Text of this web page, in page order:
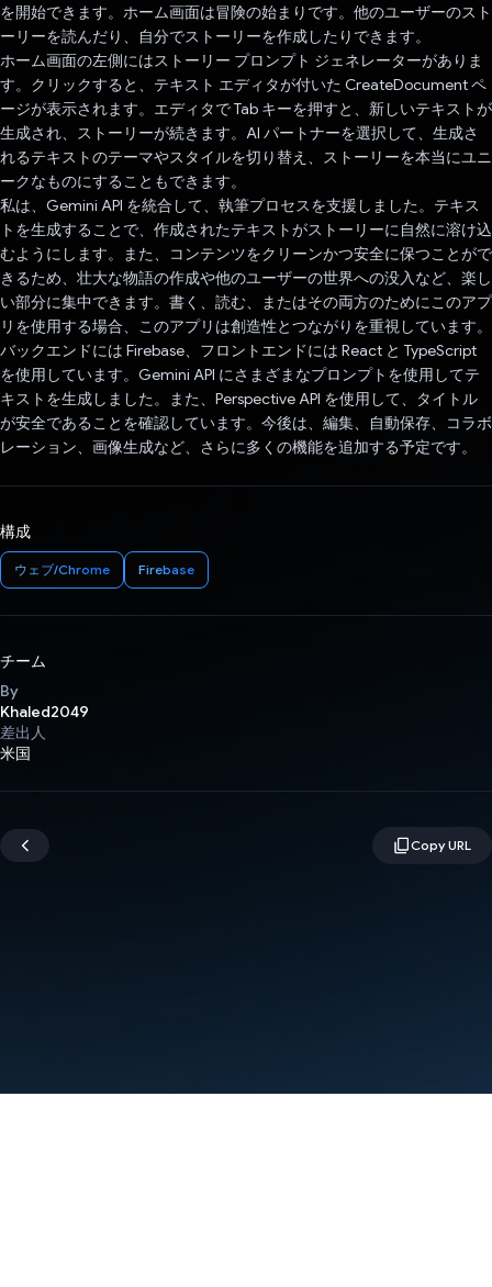
を開始できます。ホーム画面は冒険の始まりです。他のユーザーのスト
ーリーを読んだり、自分でストーリーを作成したりできます。
ホーム画面の左側にはストーリー プロンプト ジェネレーターがありま
す。クリックすると、テキスト エディタが付いた CreateDocument ペ
ージが表示されます。エディタで Tab キーを押すと、新しいテキストが
生成され、ストーリーが続きます。AI パートナーを選択して、生成さ
れるテキストのテーマやスタイルを切り替え、ストーリーを本当にユニ
ークなものにすることもできます。
私は、Gemini API を統合して、執筆プロセスを支援しました。テキス
トを生成することで、作成されたテキストがストーリーに自然に溶け込
むようにします。また、コンテンツをクリーンかつ安全に保つことがで
きるため、壮大な物語の作成や他のユーザーの世界への没入など、楽し
い部分に集中できます。書く、読む、またはその両方のためにこのアプ
リを使用する場合、このアプリは創造性とつながりを重視しています。
バックエンドには Firebase、フロントエンドには React と TypeScript
を使用しています。Gemini API にさまざまなプロンプトを使用してテ
キストを生成しました。また、Perspective API を使用して、タイトル
が安全であることを確認しています。今後は、編集、自動保存、コラボ
レーション、画像生成など、さらに多くの機能を追加する予定です。
構成
ウェブ/Chrome Firebase
チーム
By
Khaled2049
差出人
米国